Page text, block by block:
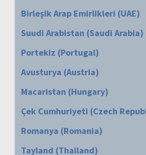
Birleşik Arap Emirlikleri (UAE)
Suudi Arabistan (Saudi Arabia)
Portekiz (Portugal)
Avusturya (Austria)
Macaristan (Hungary)
Çek Cumhuriyeti (Czech
Romanya (Romania)
Tayland (Thailand)